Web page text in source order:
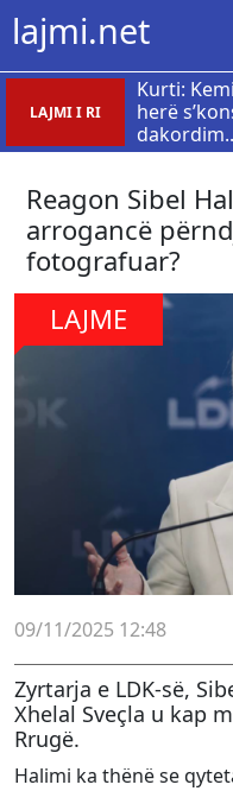
lajmi.net
LAJMI I RI
Kurti:
herë
Reagon Sibel
arrogancë
fotografuar?
LAJME
09/11/2025 12:48
Zyrtarja e LDK-së,
Xhelal Sveçla u kap
Rrugë.
Halimi ka thënë se